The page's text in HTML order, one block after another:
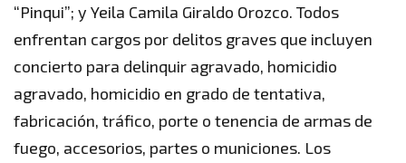
“Pinqui”; y Yeila Camila Giraldo Orozco. Todos
enfrentan cargos por delitos graves que incluyen
concierto para delinquir agravado, homicidio
agravado, homicidio en grado de tentativa,
fabricación, tráfico, porte o tenencia de armas de
fuego, accesorios, partes o municiones. Los